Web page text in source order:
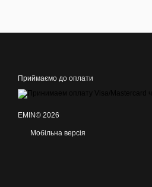
Приймаємо до оплати
EMIN© 2026
Мобільна версія